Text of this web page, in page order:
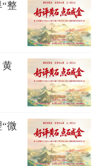
整
黄
微